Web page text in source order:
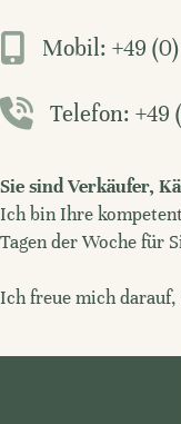
Mobil: +49
Telefon: +49
Sie sind Verkäufer,
Ich bin Ihre
Tagen der Woche für
Ich freue mich